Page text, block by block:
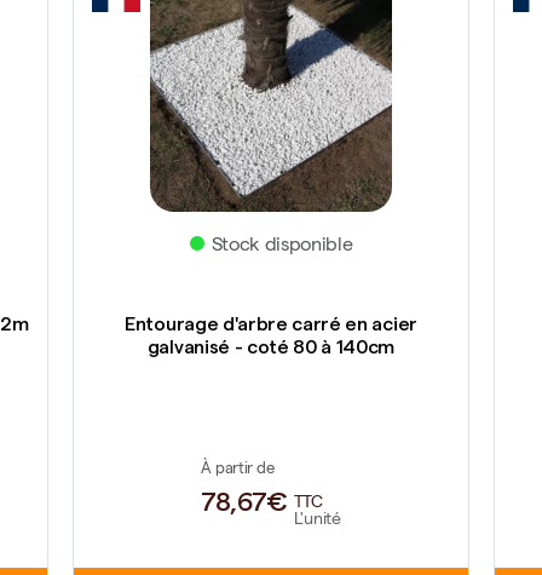
Stock disponible
Entourage d'arbre carré en acier
galvanisé - coté 80 à 140cm
À partir de
78,67€
TTC
L'unité